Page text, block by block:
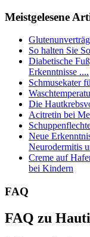
Meistgelesene
So halten Sie
Diabetische
Erkenntnisse ....
Schmusekater
Die
Acitretin bei
Neue
Neurodermitis
Creme auf
bei Kindern
FAQ
FAQ zu